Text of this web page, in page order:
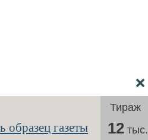
❌
образец газеты
Тираж
12тыс.